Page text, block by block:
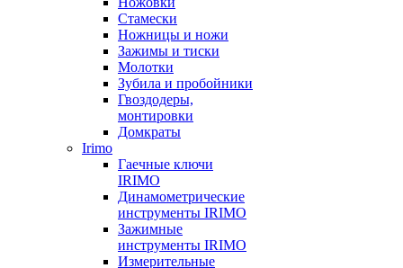
Стамески
Ножницы и ножи
Зажимы и тиски
Молотки
Зубила и пробойники
Гвоздодеры,
монтировки
Домкраты
Irimo
Гаечные ключи
IRIMO
Динамометрические
инструменты IRIMO
Зажимные
инструменты IRIMO
Измерительные